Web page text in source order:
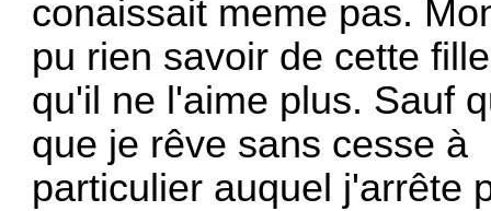
conaissait meme pas.
pu rien savoir de cette
qu'il ne l'aime plus. Sauf
que je rêve sans cesse
particulier auquel j'arrête